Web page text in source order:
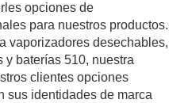
opciones de
para nuestros productos.
vaporizadores desechables,
y baterías 510, nuestra
clientes opciones
sus identidades de marca